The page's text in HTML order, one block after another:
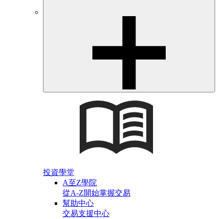
投資學堂
A至Z學院
從A-Z開始掌握交易
幫助中心
交易支援中心